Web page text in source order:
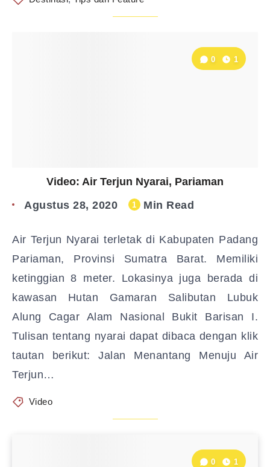
Video: Air Terjun Nyarai, Pariaman
0 1
Agustus 28, 2020 1 Min Read
Air Terjun Nyarai terletak di Kabupaten Padang
Pariaman, Provinsi Sumatra Barat. Memiliki
ketinggian 8 meter. Lokasinya juga berada di
kawasan Hutan Gamaran Salibutan Lubuk
Alung Cagar Alam Nasional Bukit Barisan I.
Tulisan tentang nyarai dapat dibaca dengan klik
tautan berikut: Jalan Menantang Menuju Air
Terjun…
Video
0 1